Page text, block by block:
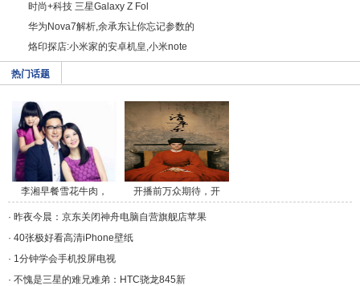
时尚+科技 三星Galaxy Z Fol
华为Nova7解析,余承东让你忘记参数的
烙印探店:小米家的安卓机皇,小米note
热门话题
李湘早餐雪花牛肉，
午/a>
开播前万众期待，开
播/a>
· 昨夜今晨：京东关闭神舟电脑自营旗舰店苹果
· 40张极好看高清iPhone壁纸
· 1分钟学会手机投屏电视
· 不愧是三星的难兄难弟：HTC骁龙845新